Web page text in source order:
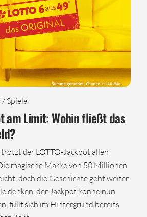
/ Spiele
am Limit: Wohin fließt das
der LOTTO-Jackpot allen
magische Marke von 50 Millionen
doch die Geschichte geht weiter.
denken, der Jackpot könne nun
füllt sich im Hintergrund bereits